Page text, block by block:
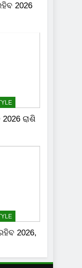
2026
ରାଶି
2026,